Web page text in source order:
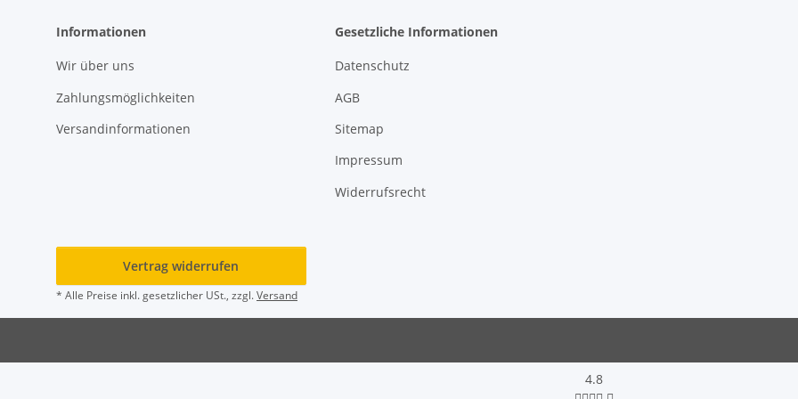
Informationen
Wir über uns
Zahlungsmöglichkeiten
Versandinformationen
Gesetzliche Informationen
Datenschutz
AGB
Sitemap
Impressum
Widerrufsrecht
Vertrag widerrufen
* Alle Preise inkl. gesetzlicher USt., zzgl.Versand
4.8